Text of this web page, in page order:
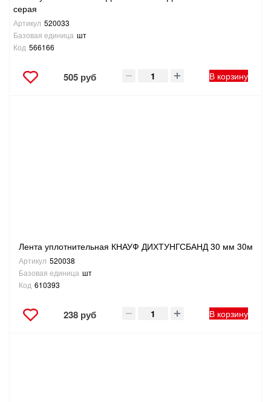
серая
Артикул 520033
Базовая единица шт
Код 566166
505 руб В корзину
Лента уплотнительная КНАУФ ДИХТУНГСБАНД 30 мм 30м
Артикул 520038
Базовая единица шт
Код 610393
238 руб В корзину